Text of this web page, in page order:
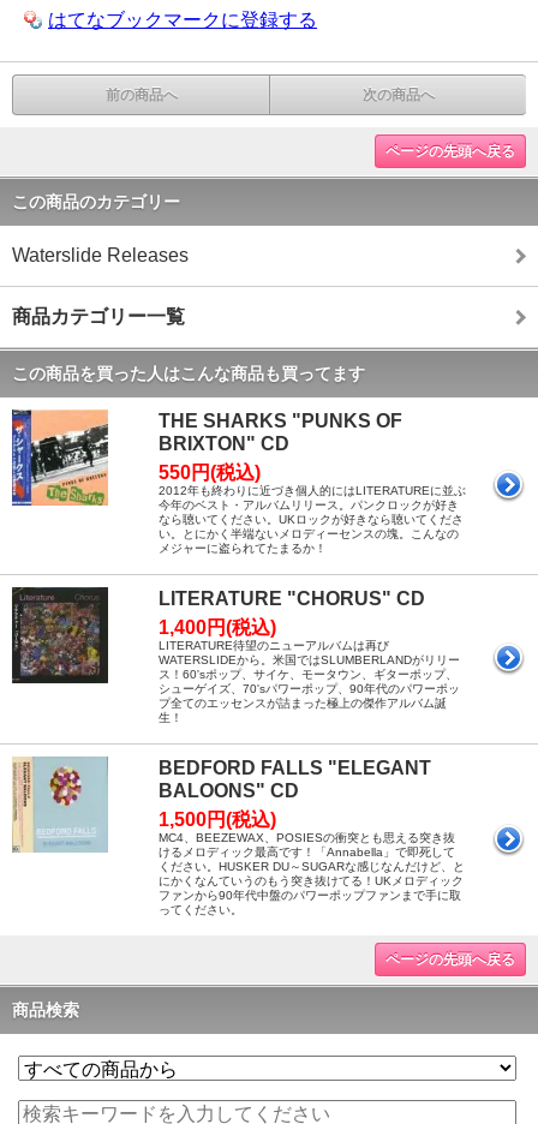
はてなブックマークに登録する
前の商品へ 次の商品へ
ページの先頭へ戻る
この商品のカテゴリー
Waterslide Releases
商品カテゴリー一覧
この商品を買った人はこんな商品も買ってます
THE SHARKS "PUNKS OF
BRIXTON" CD
550円(税込)
2012年も終わりに近づき個人的にはLITERATUREに並ぶ
今年のベスト・アルバムリリース。パンクロックが好き
なら聴いてください。UKロックが好きなら聴いてくださ
い。とにかく半端ないメロディーセンスの塊。こんなの
メジャーに盗られてたまるか！
LITERATURE "CHORUS" CD
1,400円(税込)
LITERATURE待望のニューアルバムは再び
WATERSLIDEから。米国ではSLUMBERLANDがリリー
ス！60'sポップ、サイケ、モータウン、ギターポップ、
シューゲイズ、70'sパワーポップ、90年代のパワーポッ
プ全てのエッセンスが詰まった極上の傑作アルバム誕
生！
BEDFORD FALLS "ELEGANT
BALOONS" CD
1,500円(税込)
MC4、BEEZEWAX、POSIESの衝突とも思える突き抜
けるメロディック最高です！「Annabella」で即死して
ください。HUSKER DU～SUGARな感じなんだけど、と
にかくなんていうのもう突き抜けてる！UKメロディック
ファンから90年代中盤のパワーポップファンまで手に取
ってください。
ページの先頭へ戻る
商品検索